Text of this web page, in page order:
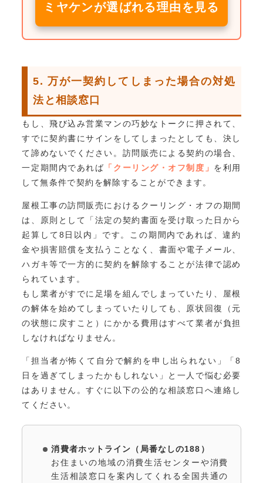
ミヤケンが選ばれる理由を見る
5. 万が一契約してしまった場合の対処
法と相談窓口
もし、飛び込み営業マンの巧妙なトークに押されて、
すでに契約書にサインをしてしまったとしても、決し
て諦めないでください。訪問販売による契約の場合、
一定期間内であれば 「クーリング・オフ制度」 を利用
して無条件で契約を解除することができます。
屋根工事の訪問販売におけるクーリング・オフの期間
は、原則として「法定の契約書面を受け取った日から
起算して8日以内」です。この期間内であれば、違約
金や損害賠償を支払うことなく、書面や電子メール、
ハガキ等で一方的に契約を解除することが法律で認め
られています。
もし業者がすでに足場を組んでしまっていたり、屋根
の解体を始めてしまっていたりしても、原状回復（元
の状態に戻すこと）にかかる費用はすべて業者が負担
しなければなりません。
「担当者が怖くて自分で解約を申し出られない」「8
日を過ぎてしまったかもしれない」と一人で悩む必要
はありません。すぐに以下の公的な相談窓口へ連絡し
てください。
消費者ホットライン（局番なしの188）
お住まいの地域の消費生活センターや消費
生活相談窓口を案内してくれる全国共通の